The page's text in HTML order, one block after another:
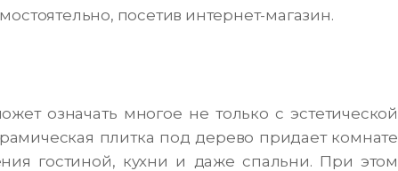
посетив интернет-магазин.
означать многое не только с эстетической
плитка под дерево придает комнате
гостиной, кухни и даже спальни. При этом